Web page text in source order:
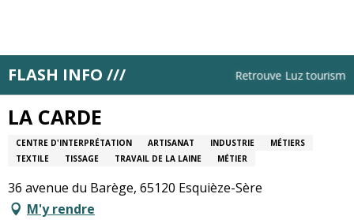
principal
FLASH INFO /// Retrouve Luz tourisme
Accueil LA CARDE
LA CARDE
CENTRE D'INTERPRÉTATION ARTISANAT INDUSTRIE
MÉTIERS
TEXTILE
TISSAGE TRAVAIL DE LA LAINE MÉTIER
36 avenue du Barège, 65120 Esquièze-Sère
M'y rendre